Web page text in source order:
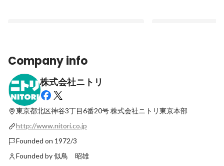
O2O推進室のウェビナーに参加してみませ
んか？
Latest Latest
Company info
株式会社ニトリ
東京都北区神谷3丁目6番20号株式会社ニトリ東京本部
http://www.nitori.co.jp
Founded on 1972/3
Founded by 似鳥 昭雄